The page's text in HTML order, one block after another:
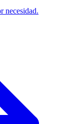
necesidad.